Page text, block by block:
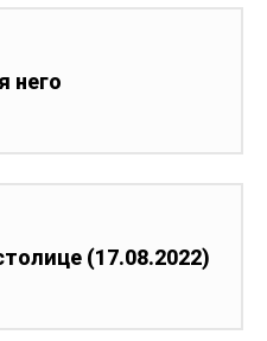
него
(17.08.2022)